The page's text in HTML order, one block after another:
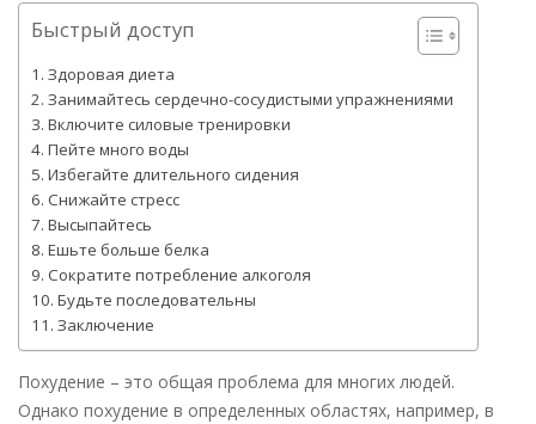
Быстрый доступ
Здоровая диета
Занимайтесь сердечно-сосудистыми упражнениями
Включите силовые тренировки
Пейте много воды
Избегайте длительного сидения
Снижайте стресс
Высыпайтесь
Ешьте больше белка
Сократите потребление алкоголя
Будьте последовательны
Заключение
Похудение – это общая проблема для многих людей.
Однако похудение в определенных областях, например, в